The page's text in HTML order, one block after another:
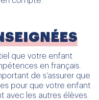
que votre enfant
en français.
de s’assurer que
pour que votre enfant
avec les autres élèves.